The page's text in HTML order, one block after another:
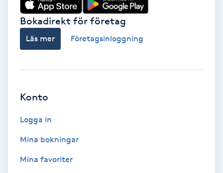
Spa manikyr & pedikyr
Spa-manikyr
Spraytan
Sugaring
Bokadirekt för företag
Läs mer Företagsinloggning
Konto
Logga in
Mina bokningar
Mina favoriter